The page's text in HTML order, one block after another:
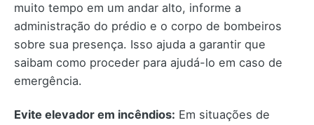
muito tempo em um andar alto, informe a
administração do prédio e o corpo de bombeiros
sobre sua presença. Isso ajuda a garantir que
saibam como proceder para ajudá-lo em caso de
emergência.
Evite elevador em incêndios: Em situações de